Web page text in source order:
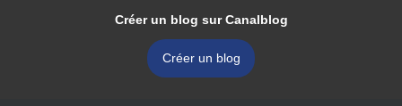
Créer un blog sur Canalblog
Créer un blog